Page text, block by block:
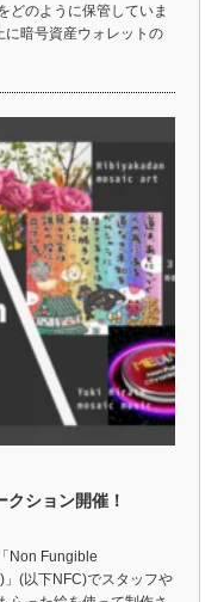
どのように保管していま
暗号資産ウォレットの
ション開催！
Non Fungible
(以下NFC)でスタッフや